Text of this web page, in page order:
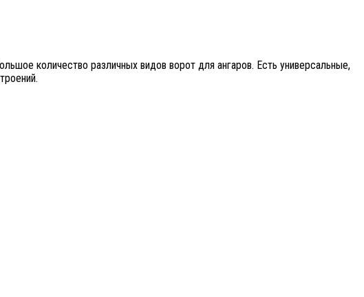
количество различных видов ворот для ангаров. Есть универсальные,